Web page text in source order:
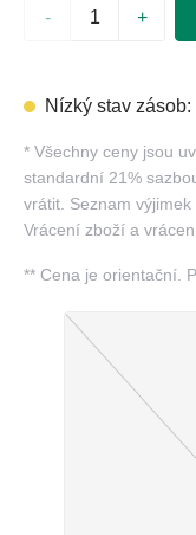
- +
Nízký stav
* Všechny ceny jsou
standardní 21%
vrátit. Seznam
Vrácení zboží a
** Cena je orientační.